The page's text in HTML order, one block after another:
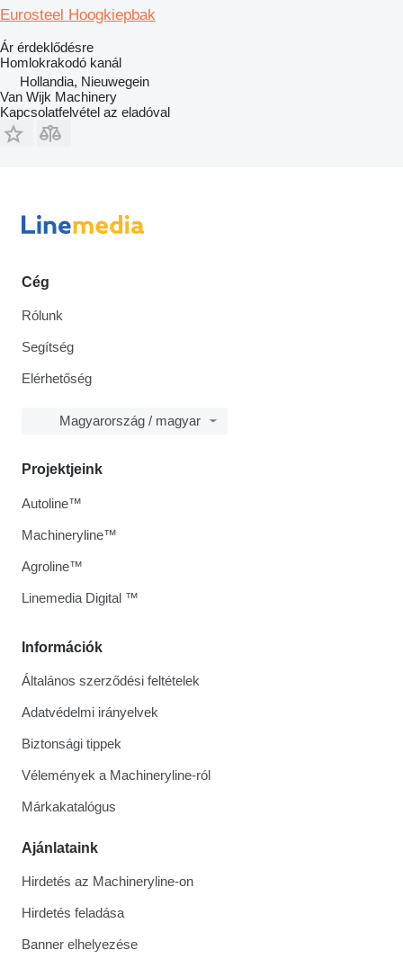
Eurosteel Hoogkiepbak
Ár érdeklődésre
Homlokrakodó kanál
Hollandia, Nieuwegein
Van Wijk Machinery
Kapcsolatfelvétel az eladóval
Cég
Rólunk
Segítség
Elérhetőség
Magyarország / magyar
Információk
Általános szerződési feltételek
Adatvédelmi irányelvek
Biztonsági tippek
Vélemények a Machineryline-ról
Márkakatalógus
Ajánlataink
Hirdetés az Machineryline-on
Hirdetés feladása
Banner elhelyezése
Projektjeink
Autoline™
Machineryline™
Agroline™
Linemedia Digital ™